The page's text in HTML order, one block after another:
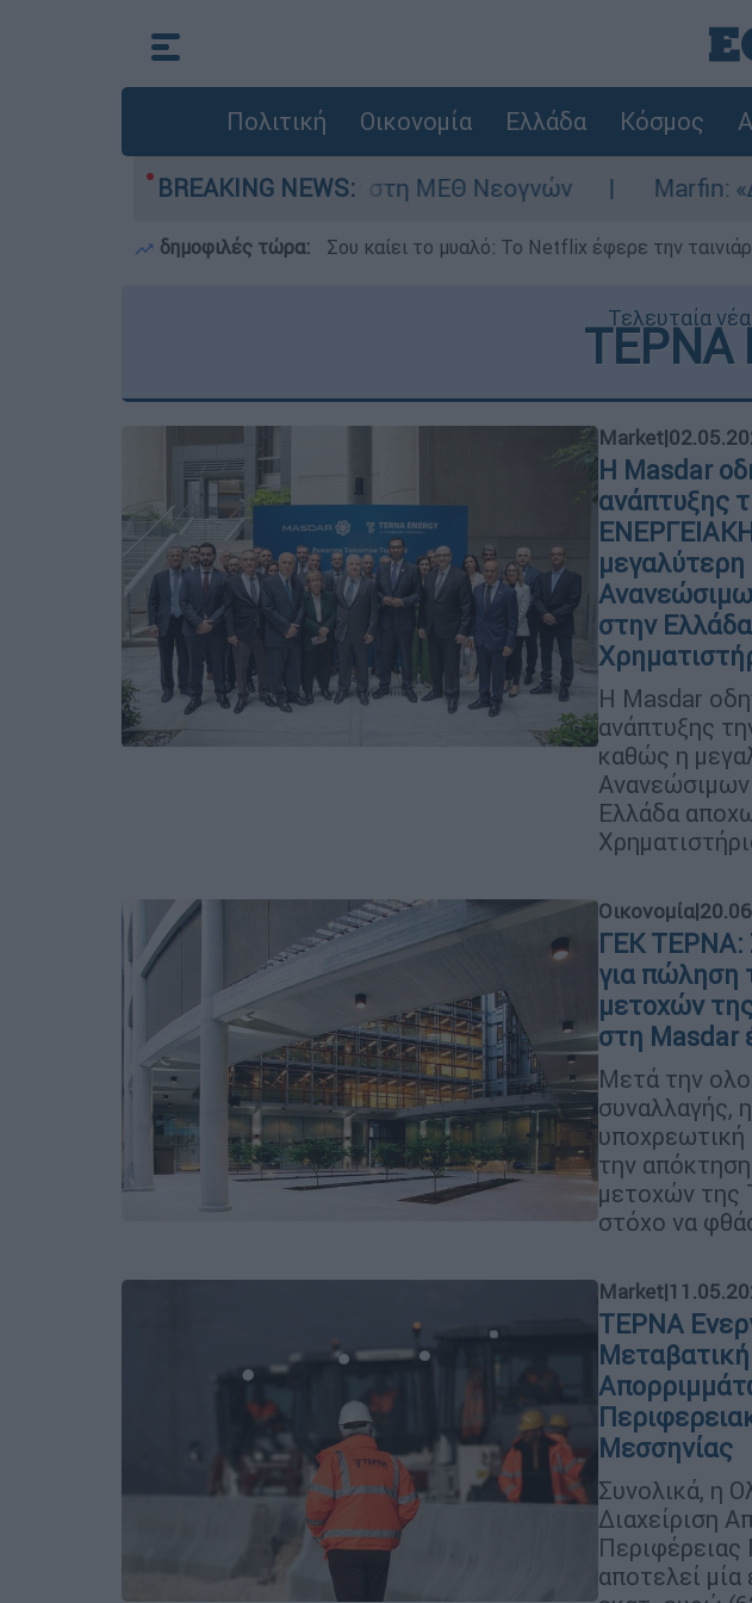
Πολιτική Οικονομία Ελλάδα Κόσμος
BREAKING NEWS:
- Νοσηλευόταν στη ΜΕΘ Νεογνών Marfin: «Δεν έχω καμία
δημοφιλές τώρα: Σου καίει το μυαλό: Το Netflix έφερε την
Τελευταία
ΤΕΡΝΑ
Market|
Η Masdar
ανάπτυξης
μεγαλύτερη
στην
Η Masdar
ανάπτυξης
καθώς η
Ελλάδα
Οικονομία|
ΓΕΚ ΤΕΡΝΑ:
για πώληση
μετοχών
στη Masdar
Μετά την
συναλλαγής,
υποχρεωτική
την
μετοχών της
στόχο να
Market|
ΤΕΡΝΑ
Μεταβατική
Μεσσηνίας
Συνολικά, η
Διαχείριση
αποτελεί